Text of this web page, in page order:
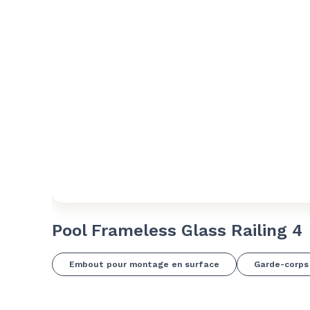
Pool Frameless Glass Railing 4
Embout pour montage en surface Garde-